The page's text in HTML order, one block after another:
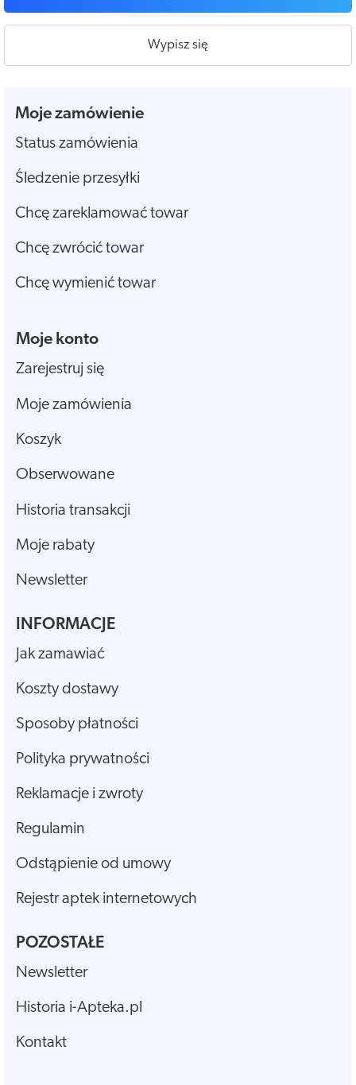
Wypisz się
Moje zamówienie
Status zamówienia
Śledzenie przesyłki
Chcę zareklamować towar
Chcę zwrócić towar
Chcę wymienić towar
Moje konto
Zarejestruj się
Moje zamówienia
Koszyk
Obserwowane
Historia transakcji
Moje rabaty
Newsletter
INFORMACJE
Jak zamawiać
Koszty dostawy
Sposoby płatności
Polityka prywatności
Reklamacje i zwroty
Regulamin
Odstąpienie od umowy
Rejestr aptek internetowych
POZOSTAŁE
Newsletter
Historia i-Apteka.pl
Kontakt